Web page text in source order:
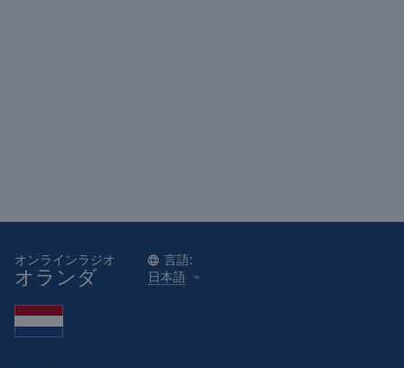
Font
Family
オンラインラジオ
オランダ
言語:
日本語